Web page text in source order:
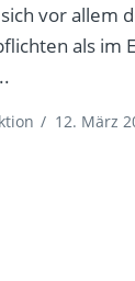
vor allem
als im
/ 12. März